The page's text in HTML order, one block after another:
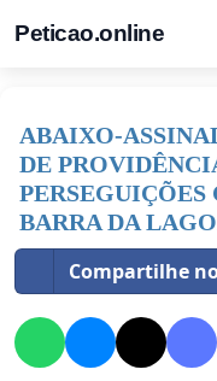
Peticao.online
ABAIXO-
DE
BARRA DA
Compartilhe